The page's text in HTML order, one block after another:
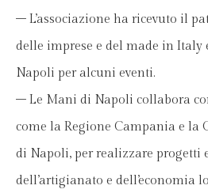
– L’associazione ha ricevuto il
delle imprese e del made in Italy
Napoli per alcuni eventi.
– Le Mani di Napoli collabora
come la Regione Campania e la
di Napoli, per realizzare progetti
dell’artigianato e dell’economia